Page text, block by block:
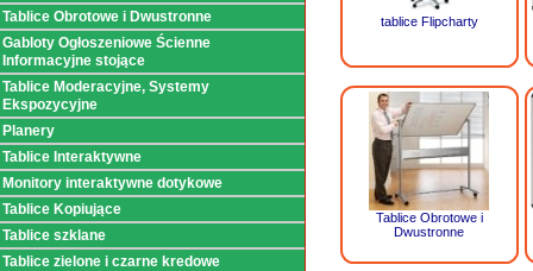
Tablice Obrotowe i Dwustronne
Gabloty Ogłoszeniowe Ścienne
Informacyjne stojące
Tablice Moderacyjne, Systemy
Ekspozycyjne
Planery
Tablice Interaktywne
Monitory interaktywne dotykowe
Tablice Kopiujące
Tablice szklane
Tablice zielone i czarne kredowe
tablice Flipcharty
Tablice Obrotowe i
Dwustronne